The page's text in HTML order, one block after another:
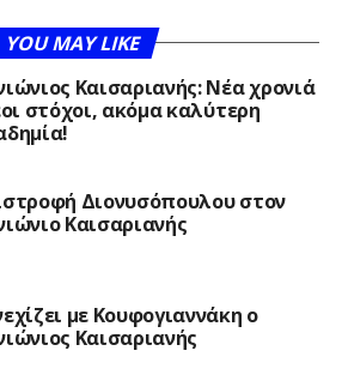
YOU MAY LIKE
Καισαριανής: Νέα χρονιά
στόχοι, ακόμα καλύτερη
Διονυσόπουλου στον
Καισαριανής
με Κουφογιαννάκη ο
Καισαριανής